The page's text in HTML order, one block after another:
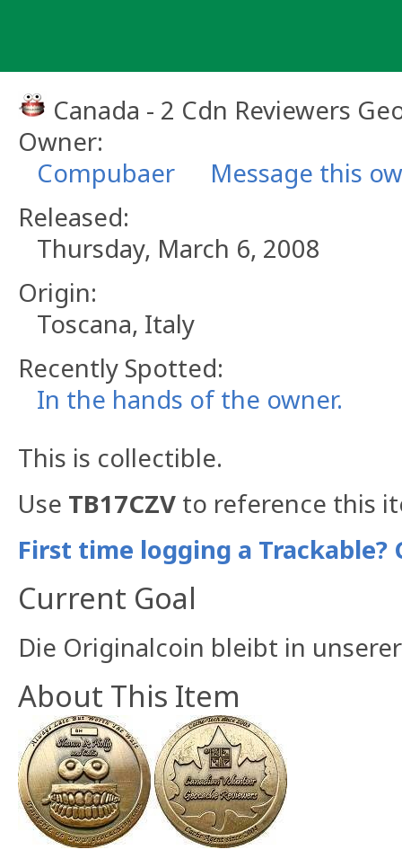
Canada - 2 Cdn Reviewers
Owner:
Compubaer
Message this
Released:
Thursday, March 6, 2008
Origin:
Toscana, Italy
Recently Spotted:
In the hands of the owner.
This is collectible.
Use TB17CZV to reference this
First time logging a Trackable?
Current Goal
Die Originalcoin bleibt in
About This Item